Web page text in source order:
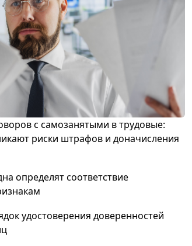
с самозанятыми в трудовые:
риски штрафов и доначисления
определят соответствие
удостоверения доверенностей